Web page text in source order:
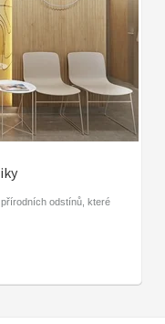
odstínů, které